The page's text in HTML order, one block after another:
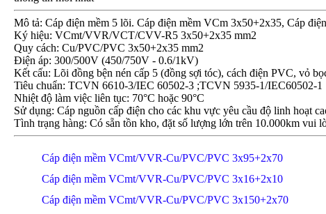
Mô tả: Cáp điện mềm 5 lõi. Cáp điện mềm VCm 3x50+2x35, Cáp
Ký hiệu: VCmt/VVR/VCT/CVV-R5 3x50+2x35 mm2
Quy cách: Cu/PVC/PVC 3x50+2x35 mm2
Điện áp: 300/500V (450/750V - 0.6/1kV)
Kết cấu: Lõi đồng bện nén cấp 5 (đồng sợi tóc), cách điện PVC, vỏ
Tiêu chuẩn: TCVN 6610-3/IEC 60502-3 ;TCVN 5935-1/IEC60502-1
Nhiệt độ làm việc liên tục: 70°C hoặc 90°C
Sử dụng: Cáp nguồn cấp điện cho các khu vực yêu cầu độ linh hoạt
Tình trạng hàng: Có sẵn tồn kho, đặt số lượng lớn trên 10.000km vui
Cáp điện mềm VCmt/VVR-Cu/PVC/PVC 3x95+2x70
Cáp điện mềm VCmt/VVR-Cu/PVC/PVC 3x16+2x10
Cáp điện mềm VCmt/VVR-Cu/PVC/PVC 3x150+2x70